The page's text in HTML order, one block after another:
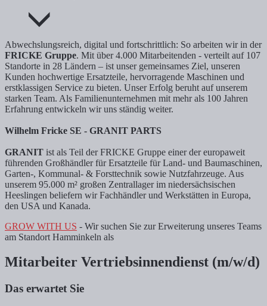
Abwechslungsreich, digital und fortschrittlich: So arbeiten wir in der
FRICKE Gruppe. Mit über 4.000 Mitarbeitenden - verteilt auf 107
Standorte in 28 Ländern – ist unser gemeinsames Ziel, unseren
Kunden hochwertige Ersatzteile, hervorragende Maschinen und
erstklassigen Service zu bieten. Unser Erfolg beruht auf unserem
starken Team. Als Familienunternehmen mit mehr als 100 Jahren
Erfahrung entwickeln wir uns ständig weiter.
Wilhelm Fricke SE - GRANIT PARTS
GRANIT ist als Teil der FRICKE Gruppe einer der europaweit
führenden Großhändler für Ersatzteile für Land- und Baumaschinen,
Garten-, Kommunal- & Forsttechnik sowie Nutzfahrzeuge. Aus
unserem 95.000 m² großen Zentrallager im niedersächsischen
Heeslingen beliefern wir Fachhändler und Werkstätten in Europa,
den USA und Kanada.
GROW WITH US - Wir suchen Sie zur Erweiterung unseres Teams
am Standort Hamminkeln als
Mitarbeiter Vertriebsinnendienst (m/w/d)
Das erwartet Sie